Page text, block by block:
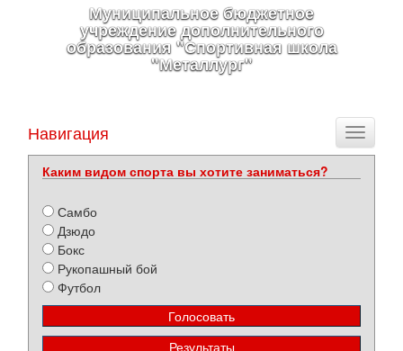
Муниципальное бюджетное
учреждение дополнительного
образования "Спортивная школа
"Металлург"
Toggle
Навигация
Каким видом спорта вы хотите заниматься?
Самбо
Дзюдо
Бокс
Рукопашный бой
Футбол